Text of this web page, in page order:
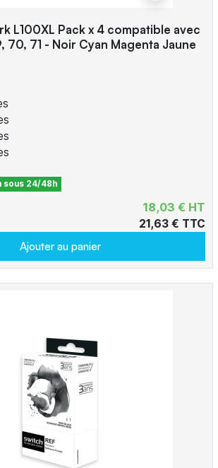
L100XL Pack x 4 compatible avec
70, 71 - Noir Cyan Magenta Jaune
sous 24/48h
18,03 € HT
21,63 € TTC
Ajouter au panier